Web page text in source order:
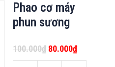
Phao cơ máy
phun sương
100.000₫ 80.000₫